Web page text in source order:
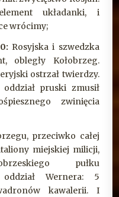
układanki, i
wrócimy;
Rosyjska i szwedzka
obległy Kołobrzeg.
ostrzał twierdzy.
pruski zmusił
zwinięcia
przeciwko całej
miejskiej milicji,
pułku
Wernera: 5
kawalerii. I